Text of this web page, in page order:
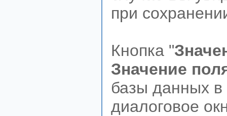
при
Кнопка "
Значение
базы данных в
диалоговое